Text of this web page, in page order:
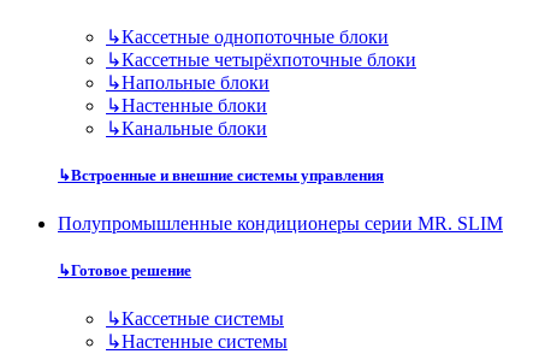
↳Кассетные однопоточные блоки
↳Кассетные четырёхпоточные блоки
↳Напольные блоки
↳Настенные блоки
↳Канальные блоки
↳Встроенные и внешние системы управления
Полупромышленные кондиционеры серии MR. SLIM
↳Готовое решение
↳Кассетные системы
↳Настенные системы